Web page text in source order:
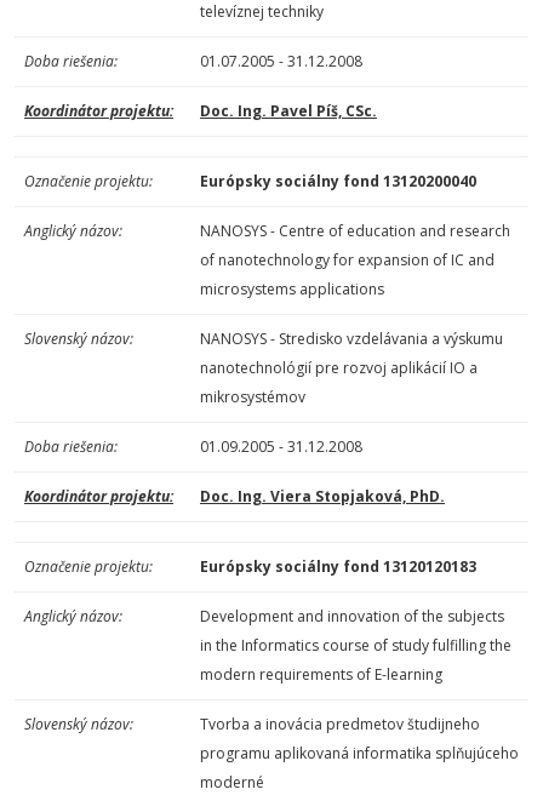
televíznej techniky
Doba riešenia: 01.07.2005 - 31.12.2008
Koordinátor projektu: Doc. Ing. Pavel Píš, CSc.
Označenie projektu: Európsky sociálny fond 13120200040
Anglický názov:
NANOSYS - Centre of education and research
of nanotechnology for expansion of IC and
microsystems applications
Slovenský názov:
NANOSYS - Stredisko vzdelávania a výskumu
nanotechnológií pre rozvoj aplikácií IO a
mikrosystémov
Doba riešenia: 01.09.2005 - 31.12.2008
Koordinátor projektu: Doc. Ing. Viera Stopjaková, PhD.
Označenie projektu: Európsky sociálny fond 13120120183
Anglický názov:
Development and innovation of the subjects
in the Informatics course of study fulfilling the
modern requirements of E-learning
Slovenský názov:
Tvorba a inovácia predmetov študijneho
programu aplikovaná informatika splňujúceho
moderné